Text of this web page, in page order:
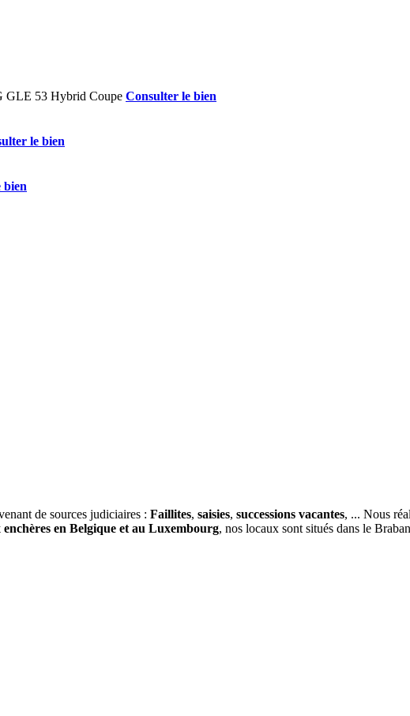
Consulter le bien
le bien
bien
de sources judiciaires : Faillites, saisies, successions vacantes, ... Nous
enchères en Belgique et au Luxembourg, nos locaux sont situés dans le